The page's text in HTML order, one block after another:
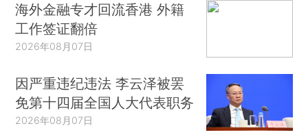
海外金融专才回流香港 外籍
工作签证翻倍
2026年08月07日
因严重违纪违法 李云泽被罢
免第十四届全国人大代表职务
2026年08月07日